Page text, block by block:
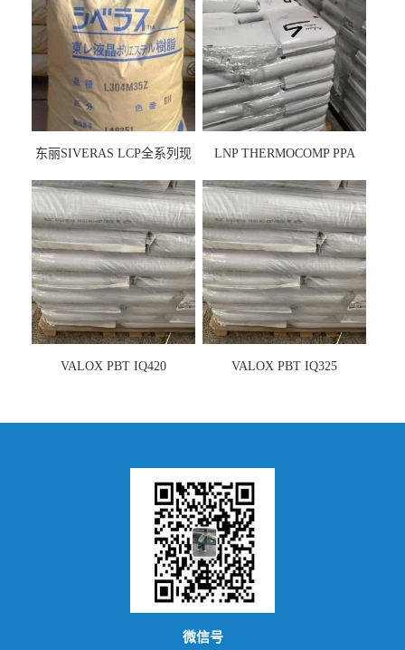
东丽SIVERAS LCP全系列现
LNP THERMOCOMP PPA
VALOX PBT IQ420 VALOX PBT IQ325
微信号